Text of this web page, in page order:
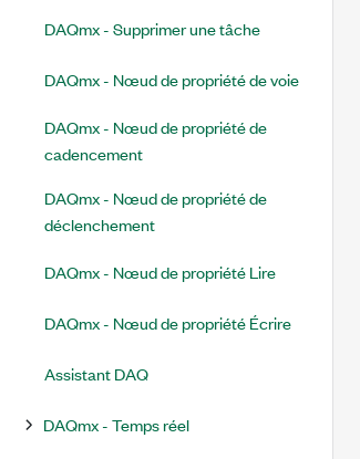
DAQmx - Supprimer une tâche
DAQmx - Nœud de propriété de voie
DAQmx - Nœud de propriété de
cadencement
DAQmx - Nœud de propriété de
déclenchement
DAQmx - Nœud de propriété Lire
DAQmx - Nœud de propriété Écrire
Assistant DAQ
DAQmx - Temps réel